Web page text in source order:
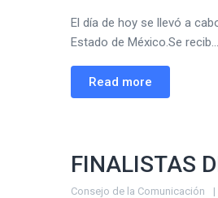
El día de hoy se llevó a
Estado de México.Se recib...
Read more
FINALISTAS
Consejo de la Comunicación